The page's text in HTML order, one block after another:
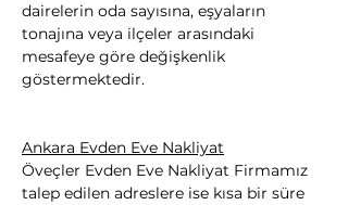
dairelerin oda sayısına, eşyaların
tonajına veya ilçeler arasındaki
mesafeye göre değişkenlik
göstermektedir.
Ankara Evden Eve Nakliyat
Öveçler Evden Eve Nakliyat Firmamız
talep edilen adreslere ise kısa bir süre